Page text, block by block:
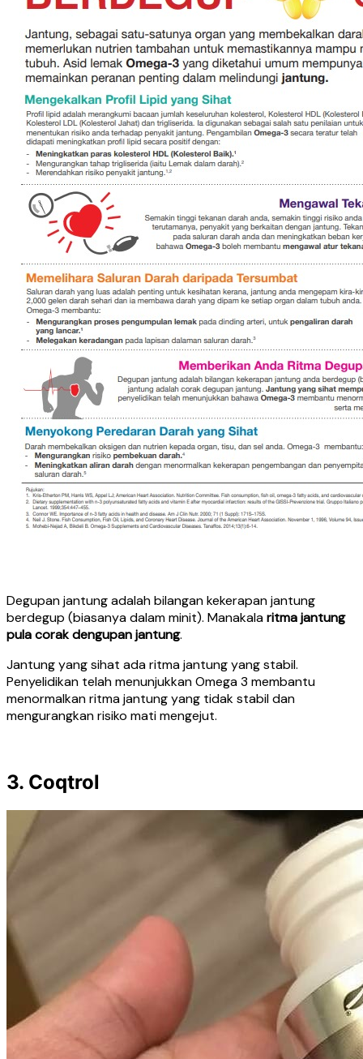
Degupan jantung adalah bilangan kekerapan jantung
berdegup (biasanya dalam minit). Manakalaritma jantung
pula corak dengupan jantung.
Jantung yang sihat ada ritma jantung yang stabil.
Penyelidikan telah menunjukkan Omega 3 membantu
menormalkan ritma jantung yang tidak stabil dan
mengurangkan risiko mati mengejut.
3. Coqtrol